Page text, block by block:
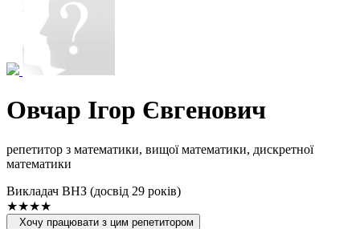
Овчар Ігор Євгенович
репетитор з математики, вищої математики, дискретної
математики
Викладач ВНЗ (досвід 29 років)
★★★★
Хочу працювати з цим репетитором